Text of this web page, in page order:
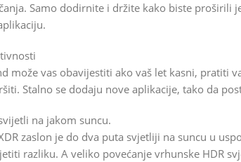
Samo dodirnite i držite kako biste proširili
može vas obavijestiti ako vaš let kasni, pratiti
Stalno se dodaju nove aplikacije, tako da
na jakom suncu.
zaslon je do dva puta svjetliji na suncu u
razliku. A veliko povećanje vrhunske HDR